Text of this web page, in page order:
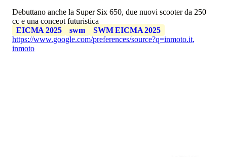
Debuttano anche la Super Six 650, due nuovi scooter da 250
cc e una concept futuristica
EICMA 2025
swm
SWM EICMA 2025
https://www.google.com/preferences/source?q=inmoto.it,
inmoto